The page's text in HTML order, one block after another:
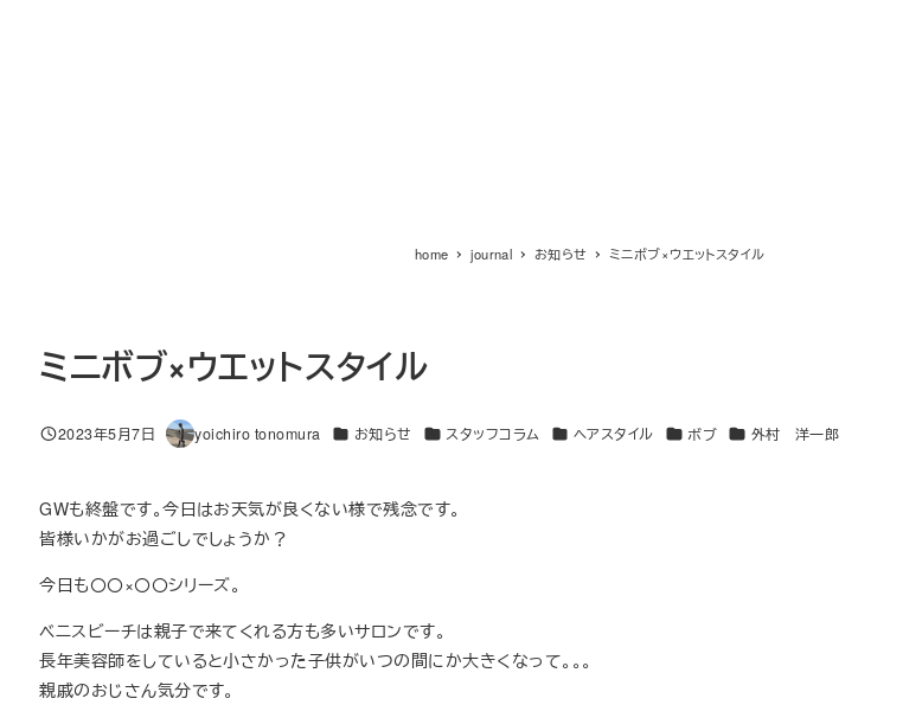
home journal お知らせ ミニボブ×ウエットスタイル
ミニボブ×ウエットスタイル
投稿日
2023年5月7日
著
yoichiro tonomura カテゴリー
お知らせ カテゴリー
スタッフコラム カテゴリー
ヘアスタイル カテゴリー
ボブ カテゴリー
外村 洋一郎
GWも終盤です。今日はお天気が良くない様で残念です。
皆様いかがお過ごしでしょうか？
今日も〇〇×〇〇シリーズ。
ベニスビーチは親子で来てくれる方も多いサロンです。
長年美容師をしていると小さかった子供がいつの間にか大きくなって。。。
親戚のおじさん気分です。